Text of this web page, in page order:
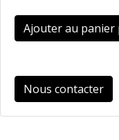
Ajouter au panier
Nous contacter